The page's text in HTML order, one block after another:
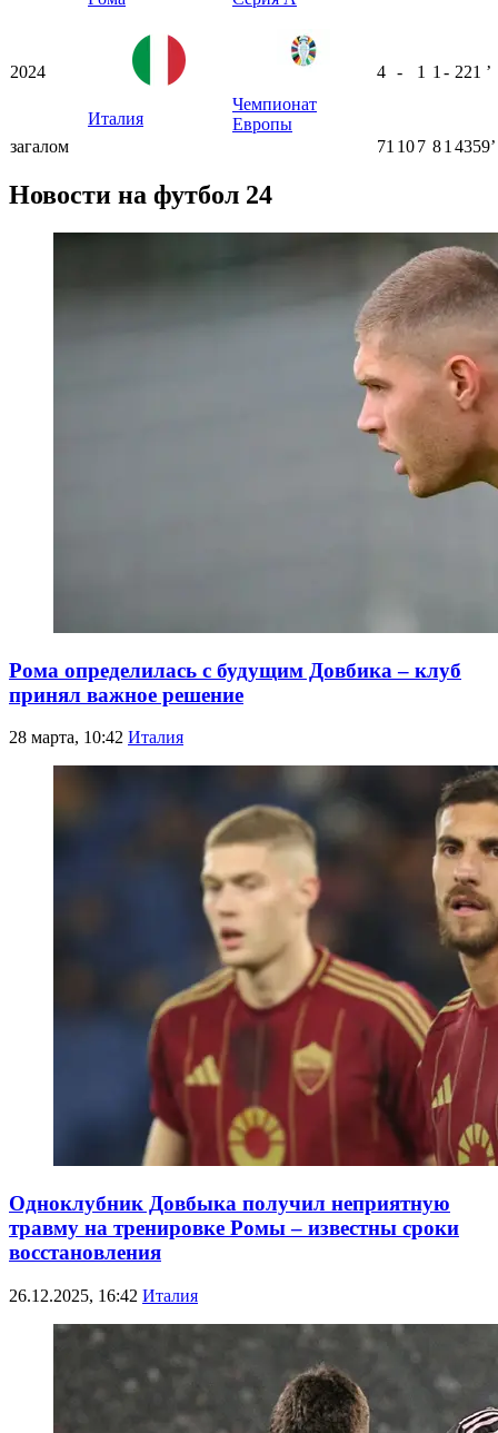
2024
Италия
Чемпионат
Европы
4 - 1 1 - 221 ʼ
загалом 71 107 81 4359ʼ
Новости на футбол 24
Рома определилась с будущим Довбика – клуб
принял важное решение
28 марта, 10:42 Италия
Одноклубник Довбыка получил неприятную
травму на тренировке Ромы – известны сроки
восстановления
26.12.2025, 16:42 Италия